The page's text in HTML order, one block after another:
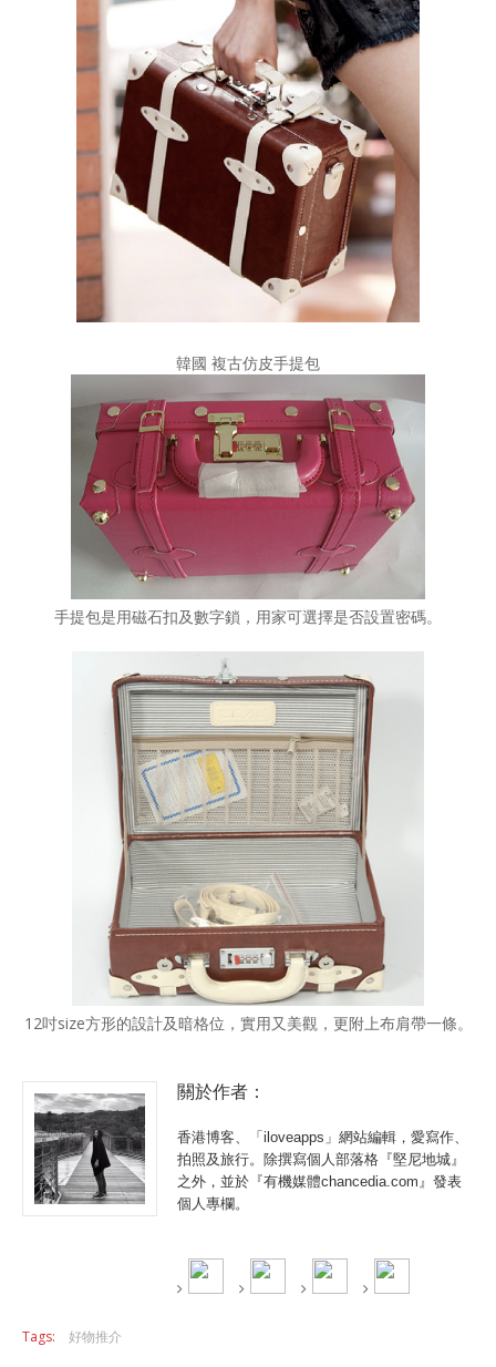
韓國 複古仿皮手提包
手提包是用磁石扣及數字鎖，用家可選擇是否設置密碼。
12吋size方形的設計及暗格位，實用又美觀，更附上布肩帶一條。
關於作者：
香港博客、「iloveapps」網站編輯，愛寫作、
拍照及旅行。除撰寫個人部落格『堅尼地城』
之外，並於『有機媒體chancedia.com』發表
個人專欄。
Tags: 好物推介